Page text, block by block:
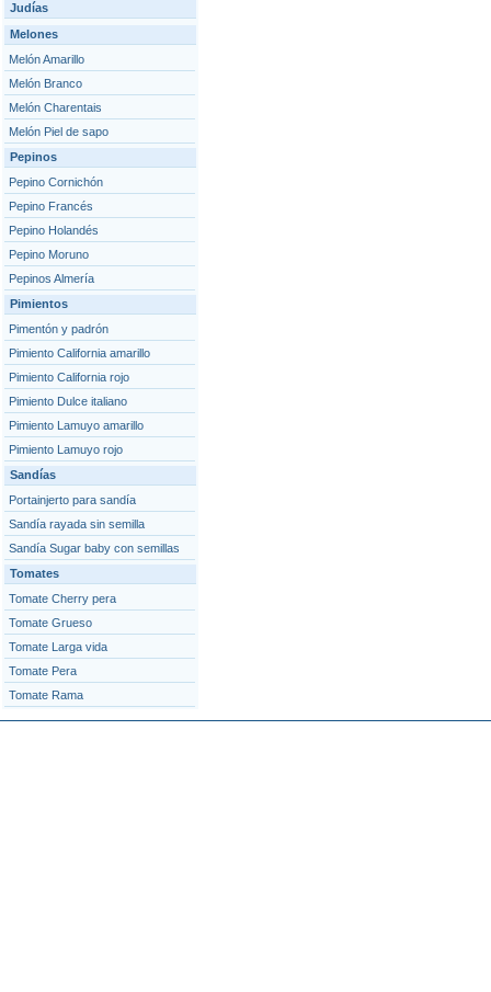
Judías
Melones
Melón Amarillo
Melón Branco
Melón Charentais
Melón Piel de sapo
Pepinos
Pepino Cornichón
Pepino Francés
Pepino Holandés
Pepino Moruno
Pepinos Almería
Pimientos
Pimentón y padrón
Pimiento California amarillo
Pimiento California rojo
Pimiento Dulce italiano
Pimiento Lamuyo amarillo
Pimiento Lamuyo rojo
Sandías
Portainjerto para sandía
Sandía rayada sin semilla
Sandía Sugar baby con semillas
Tomates
Tomate Cherry pera
Tomate Grueso
Tomate Larga vida
Tomate Pera
Tomate Rama